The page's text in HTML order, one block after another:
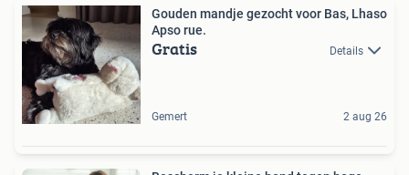
Gouden mandje gezocht voor Bas, Lhaso
Apso rue.
Gratis Details
Gemert 2 aug 26